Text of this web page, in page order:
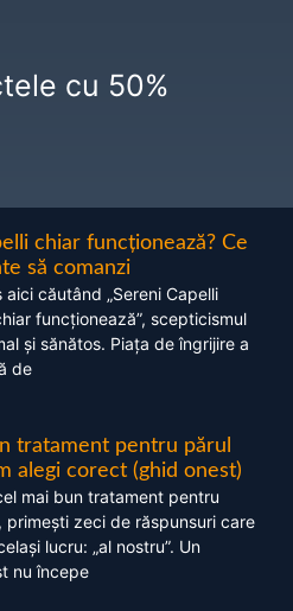
cu 50%
chiar funcționează? Ce
să comanzi
aici căutând „Sereni Capelli
funcționează”, scepticismul
și sănătos. Piața de îngrijire a
de
tratament pentru părul
alegi corect (ghid onest)
mai bun tratament pentru
primești zeci de răspunsuri care
lucru: „al nostru”. Un
nu începe